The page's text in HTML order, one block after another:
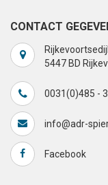
CONTACT
5447 BD
0031(0)485 -
info@adr-
Facebook